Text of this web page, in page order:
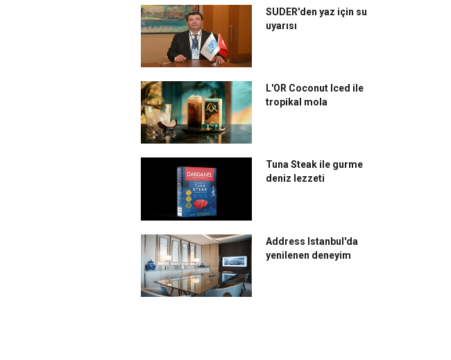
SUDER'den yaz için su
uyarısı
L'OR Coconut Iced ile
tropikal mola
Tuna Steak ile gurme
deniz lezzeti
Address Istanbul'da
yenilenen deneyim